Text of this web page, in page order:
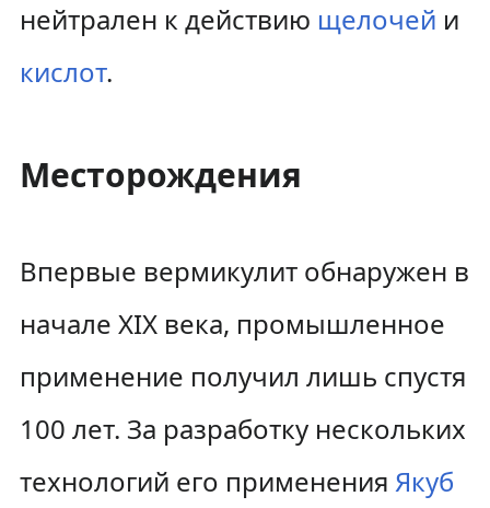
нейтрален к действию щелочей и
кислот.
Месторождения
Впервые вермикулит обнаружен в
начале XIX века, промышленное
применение получил лишь спустя
100 лет. За разработку нескольких
технологий его применения Якуб